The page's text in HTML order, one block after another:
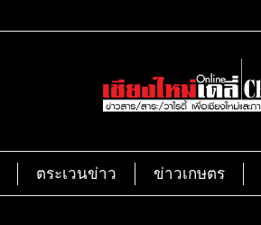
ตระเวนข่าว ข่าวเกษตร